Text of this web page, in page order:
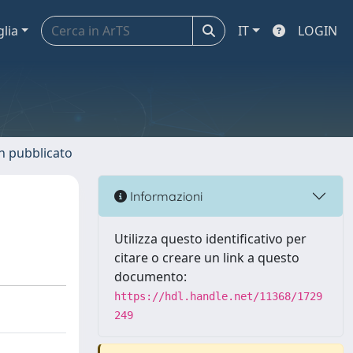
IT LOGIN
pubblicato
Informazioni
Utilizza questo identificativo per
citare o creare un link a questo
documento:
https://hdl.handle.net/11368/1729
249